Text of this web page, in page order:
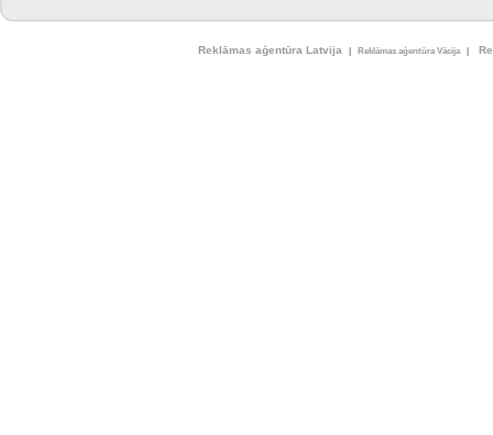
Reklāmas aģentūra Latvija| Reklāmas aģentūra Vācija|